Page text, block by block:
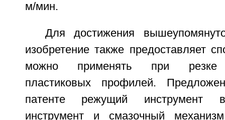
м/мин.
Для достижения
изобретение также предоставляет
можно применять при резке
пластиковых профилей.
патенте режущий инструмент
инструмент и смазочный